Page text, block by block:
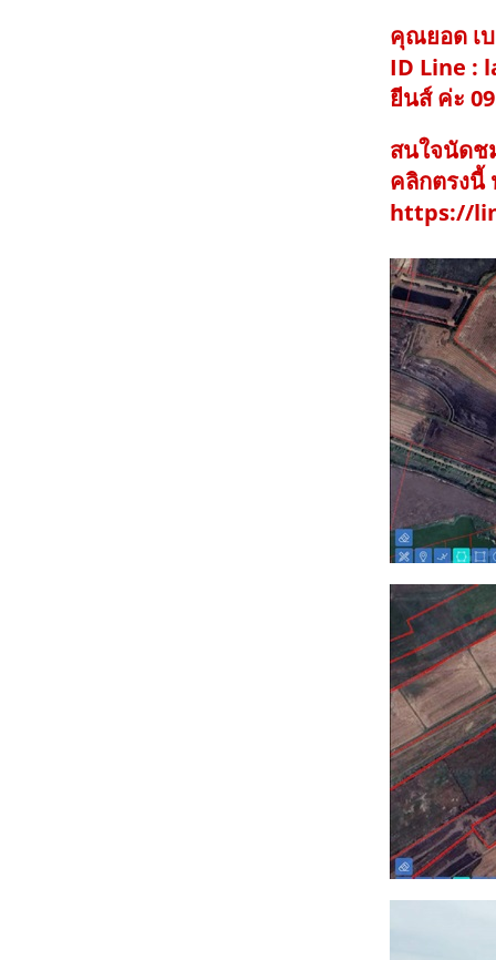
คุณยอด เบ
ID Line :
ยีนส์ ค่ะ
สนใจนัดช
คลิกตรงนี้
https://